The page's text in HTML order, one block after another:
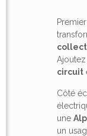
circuit
Côté
une
un